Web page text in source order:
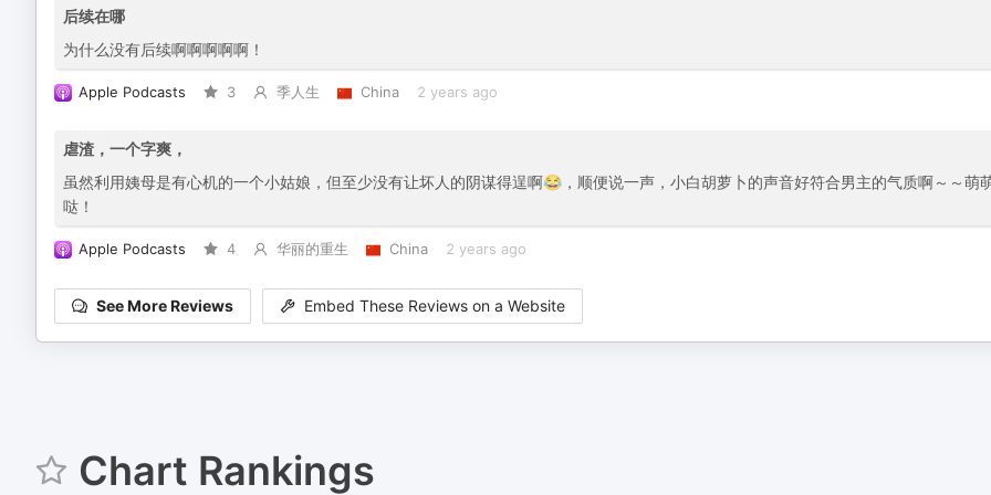
后续在哪
为什么没有后续啊啊啊啊啊！
Apple Podcasts 3 季人生 China 2 years ago
虐渣，一个字爽，
虽然利用姨母是有心机的一个小姑娘，但至少没有让坏人的阴谋得逞啊😂，顺便说一声，小白胡萝卜的声音好符合男主的气质啊～～萌
哒！
Apple Podcasts 4 华丽的重生 China 2 years ago
See More Reviews Embed These Reviews on a Website
Chart Rankings